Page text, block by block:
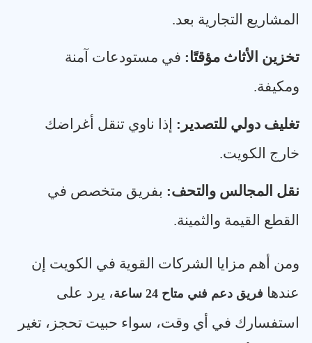
المشاريع التجارية بعد.
تخزين الأثاث مؤقتًا: في مستودعات آمنة
ومكيفة.
تغليف دولي للتصدير : إذا ناوي تنقل أغراضك
خارج الكويت.
نقل المجالس والتحف: بفريق متخصص في
القطع القيمة والثمينة.
ومن أهم مزايا الشركات القوية في الكويت إن
عندها فريق دعم فني متاح 24 ساعة
، يرد على
استفسارك في أي وقت، سواء حبيت تحجز، تغير